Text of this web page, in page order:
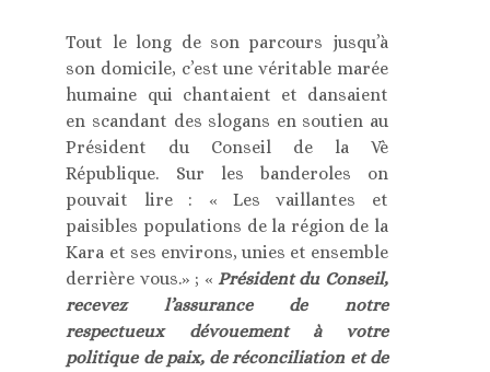
Tout le long de son parcours jusqu’à
son domicile, c’est une véritable marée
humaine qui chantaient et dansaient
en scandant des slogans en soutien au
Président du Conseil de la Vè
République. Sur les banderoles on
pouvait lire : « Les vaillantes et
paisibles populations de la région de la
Kara et ses environs, unies et ensemble
derrière vous.» ; «Président du Conseil,
recevez l’assurance de notre
respectueux dévouement à votre
politique de paix, de réconciliation et de